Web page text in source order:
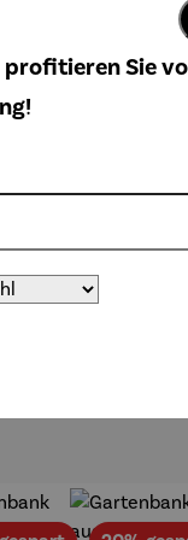
Strand, zudem
nutzen.
seine makellose
bedenklich ist
Sie